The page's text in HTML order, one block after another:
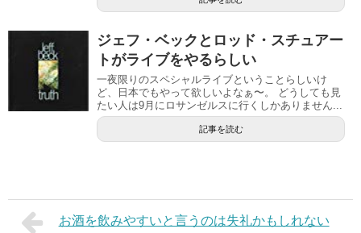
ジェフ・ベックとロッド・スチュアー
トがライブをやるらしい
一夜限りのスペシャルライブということらしいけ
ど、日本でもやって欲しいよなぁ〜。 どうしても見
たい人は9月にロサンゼルスに行くしかありません...
記事を読む
お酒を飲みやすいと言うのは失礼かもしれない